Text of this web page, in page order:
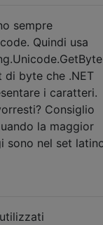
sempre
Quindi usa
di byte che .NET
i caratteri.
Consiglio
la maggior
sono nel set